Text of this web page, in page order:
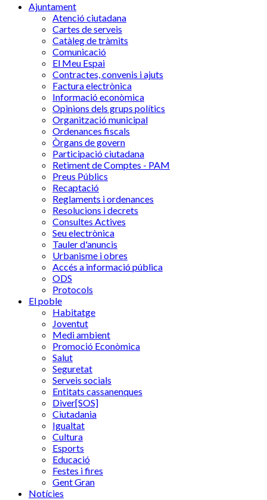
Ajuntament
Atenció ciutadana
Cartes de serveis
Catàleg de tràmits
Comunicació
El Meu Espai
Contractes, convenis i ajuts
Factura electrònica
Informació econòmica
Opinions dels grups polítics
Organització municipal
Ordenances fiscals
Òrgans de govern
Participació ciutadana
Retiment de Comptes - PAM
Preus Públics
Recaptació
Reglaments i ordenances
Resolucions i decrets
Consultes Actives
Seu electrònica
Tauler d'anuncis
Urbanisme i obres
Accés a informació pública
ODS
Protocols
El poble
Habitatge
Joventut
Medi ambient
Promoció Econòmica
Salut
Seguretat
Serveis socials
Entitats cassanenques
Diver[SOS]
Ciutadania
Igualtat
Cultura
Esports
Educació
Festes i fires
Gent Gran
Notícies